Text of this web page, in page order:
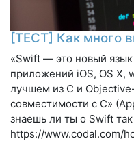
[ТЕСТ] Как много
«Swift — это новый
приложений iOS, OS X,
лучшем из C и
совместимости с C»
знаешь ли ты о Swift
https://www.codal.com/